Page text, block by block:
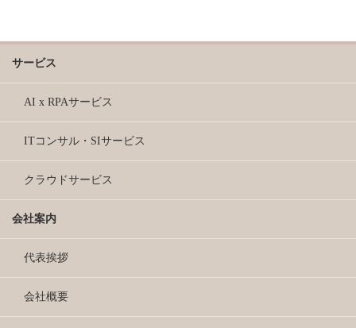
サービス
AI x RPAサービス
ITコンサル・SIサービス
クラウドサービス
会社案内
代表挨拶
会社概要